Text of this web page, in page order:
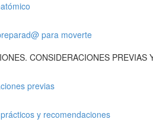
para moverte
CONSIDERACIONES PREVIAS
previas
y recomendaciones